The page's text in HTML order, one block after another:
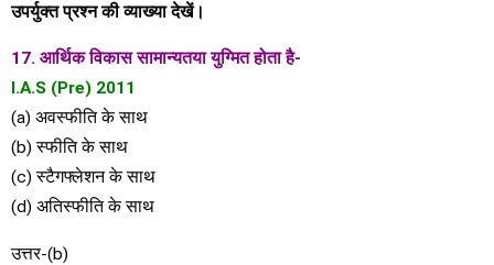
उपर्युक्त प्रश्न की व्याख्या देखें।
17. आर्थिक विकास सामान्यतया युग्मित होता है-
I.A.S (Pre) 2011
(a) अवस्फीति के साथ
(b) स्फीति के साथ
(c) स्टैगफ्लेशन के साथ
(d) अतिस्फीति के साथ
उत्तर-(b)